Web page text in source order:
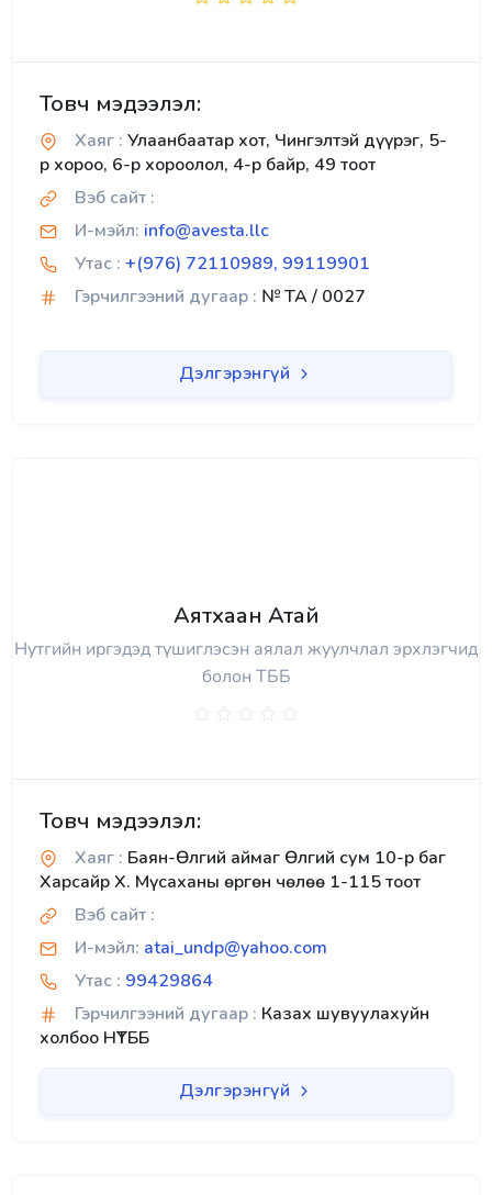
Товч мэдээлэл:
Хаяг : Улаанбаатар хот, Чингэлтэй дүүрэг, 5-
р хороо, 6-р хороолол, 4-р байр, 49 тоот
Вэб сайт :
И-мэйл: info@avesta.llc
Утас : +(976) 72110989, 99119901
Гэрчилгээний дугаар : № TA / 0027
Дэлгэрэнгүй
Аятхаан Атай
Нутгийн иргэдэд түшиглэсэн аялал жуулчлал эрхлэгчид
болон ТББ
Товч мэдээлэл:
Хаяг : Баян-Өлгий аймаг Өлгий сум 10-р баг
Харсайр Х. Мүсаханы өргөн чөлөө 1-115 тоот
Вэб сайт :
И-мэйл: atai_undp@yahoo.com
Утас : 99429864
Гэрчилгээний дугаар : Казах шувуулахуйн
холбоо НҮТББ
Дэлгэрэнгүй